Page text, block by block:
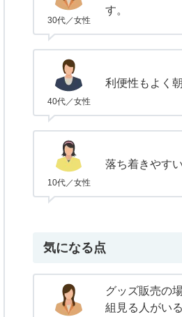
30代／女性
す。
40代／女性
利便性もよく
10代／女性
落ち着きやす
気になる点
グッズ販売の
組見る人がい